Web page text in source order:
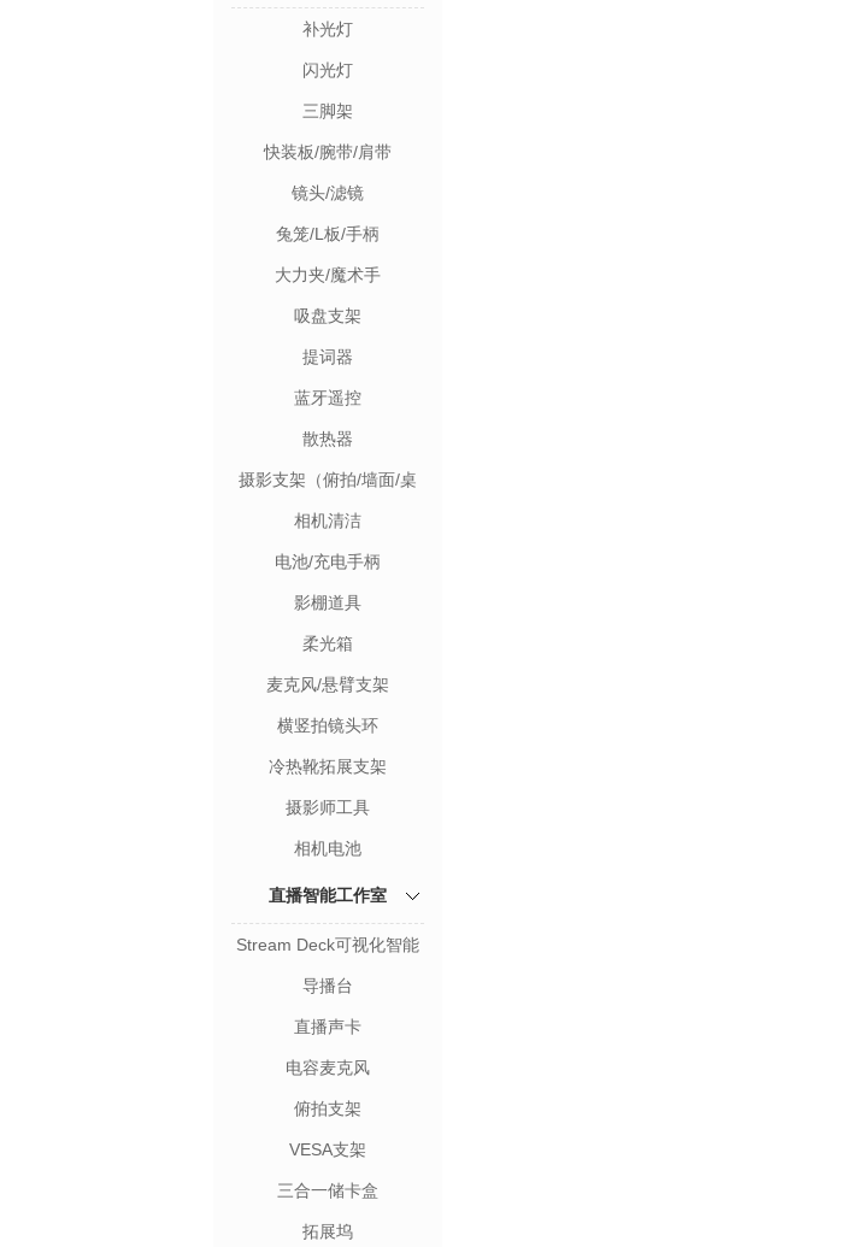
补光灯
闪光灯
三脚架
快装板/腕带/肩带
镜头/滤镜
兔笼/L板/手柄
大力夹/魔术手
吸盘支架
提词器
蓝牙遥控
散热器
摄影支架（俯拍/墙面/桌
面）
相机清洁
电池/充电手柄
影棚道具
柔光箱
麦克风/悬臂支架
横竖拍镜头环
冷热靴拓展支架
摄影师工具
相机电池
直播智能工作室
Stream Deck可视化智能
键盘
导播台
直播声卡
电容麦克风
俯拍支架
VESA支架
三合一储卡盒
拓展坞